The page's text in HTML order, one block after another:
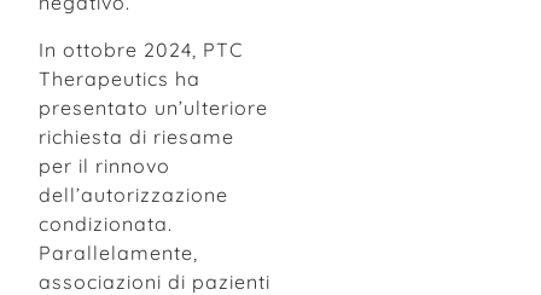
In ottobre 2024, PTC
Therapeutics ha
presentato un’ulteriore
richiesta di riesame
per il rinnovo
dell’autorizzazione
condizionata.
Parallelamente,
associazioni di pazienti